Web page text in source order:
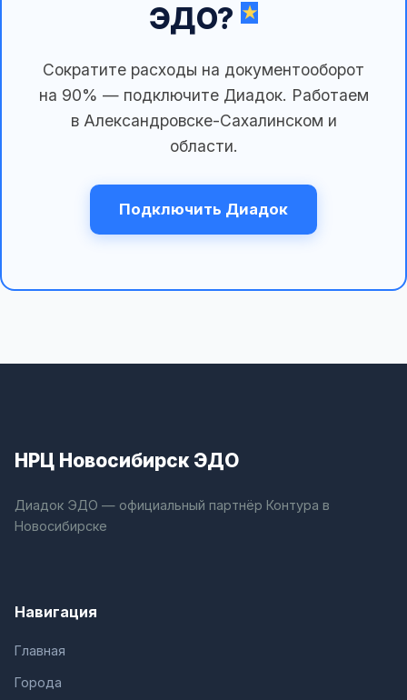
ЭДО?
Сократите расходы на документооборот
на 90% — подключите Диадок. Работаем
в Александровске-Сахалинском и
области.
Подключить Диадок
НРЦ Новосибирск ЭДО
Диадок ЭДО — официальный партнёр Контура в
Новосибирске
Навигация
Главная
Города